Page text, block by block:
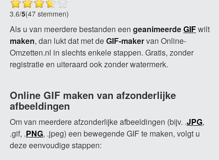
3.6/5(47 stemmen)
Als u van meerdere bestanden een geanimeerdeGIFwilt
maken, dan lukt dat met deGIF-makervan Online-
Omzetten.nl in slechts enkele stappen. Gratis, zonder
registratie en uiteraard ook zonder watermerk.
Online GIF maken van afzonderlijke
afbeeldingen
Om van meerdere afzonderlijke afbeeldingen (bijv. .JPG,
.gif, .PNG, .jpeg) een bewegende GIF te maken, volgt u
deze eenvoudige stappen: